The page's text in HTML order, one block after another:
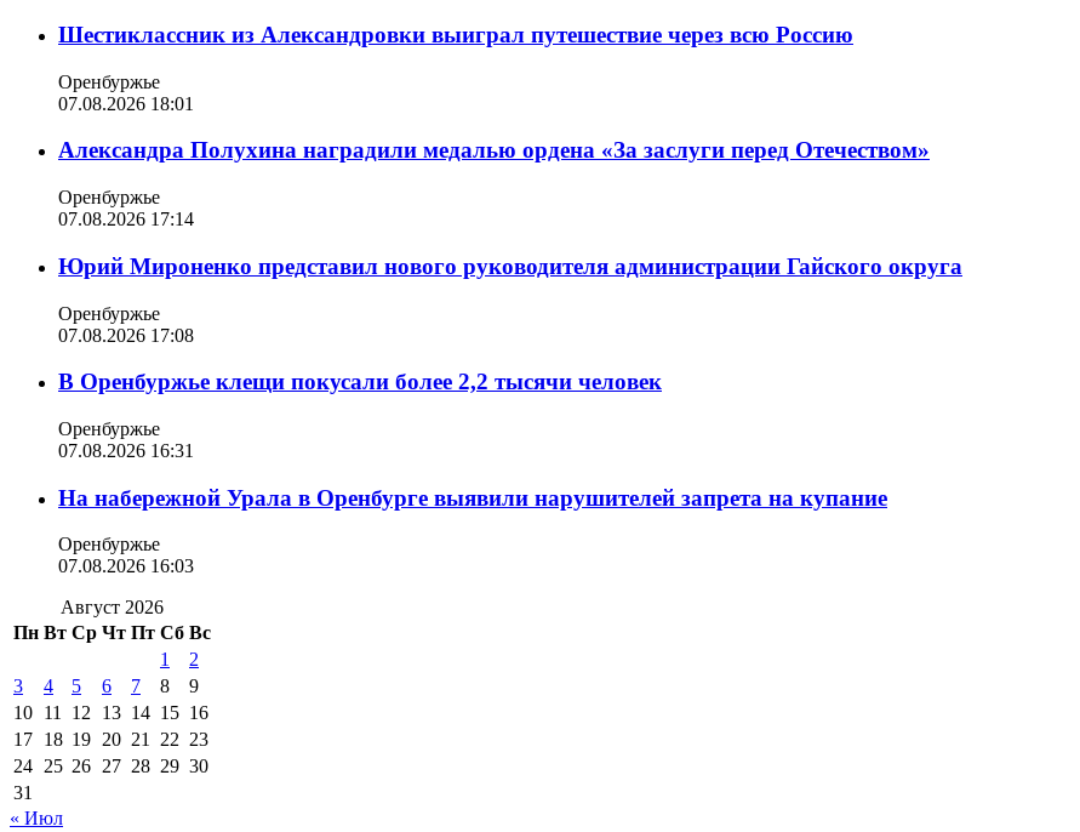
Шестиклассник из Александровки выиграл путешествие через всю Россию
Оренбуржье
07.08.2026 18:01
Александра Полухина наградили медалью ордена «За заслуги перед Отечеством»
Оренбуржье
07.08.2026 17:14
Юрий Мироненко представил нового руководителя администрации Гайского округа
Оренбуржье
07.08.2026 17:08
В Оренбуржье клещи покусали более 2,2 тысячи человек
Оренбуржье
07.08.2026 16:31
На набережной Урала в Оренбурге выявили нарушителей запрета на купание
Оренбуржье
07.08.2026 16:03
Август 2026
Пн Вт Ср Чт Пт Сб Вс
1
2
3
4 5 6 7 8
9
10 11 12 13 14 15 16
17 18 19 20 21 22 23
24 25 26 27 28 29 30
31
« Июл